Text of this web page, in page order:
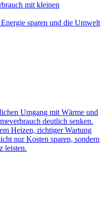
mit kleinen
sparen und die Umwelt
Umgang mit Wärme und
deutlich senken.
Heizen, richtiger Wartung
nur Kosten sparen, sondern
leisten.